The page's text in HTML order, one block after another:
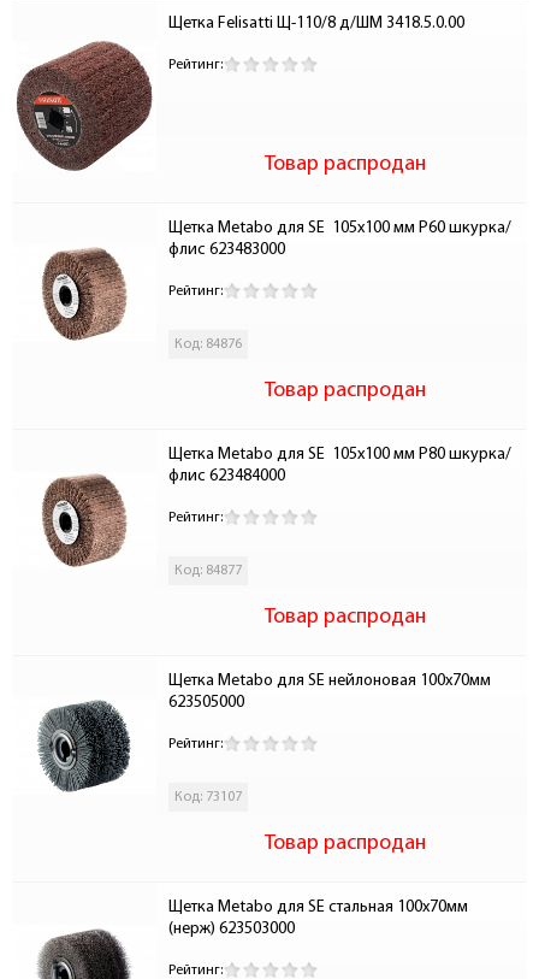
Щетка Felisatti Щ-110/8 д/ШМ 3418.5.0.00
Рейтинг:
Товар распродан
Щетка Metabo для SE  105x100 мм P60 шкурка/
флис 623483000
Рейтинг:
Код: 84876
Товар распродан
Щетка Metabo для SE  105x100 мм P80 шкурка/
флис 623484000
Рейтинг:
Код: 84877
Товар распродан
Щетка Metabo для SE нейлоновая 100х70мм
623505000
Рейтинг:
Код: 73107
Товар распродан
Щетка Metabo для SE стальная 100х70мм
(нерж) 623503000
Рейтинг: